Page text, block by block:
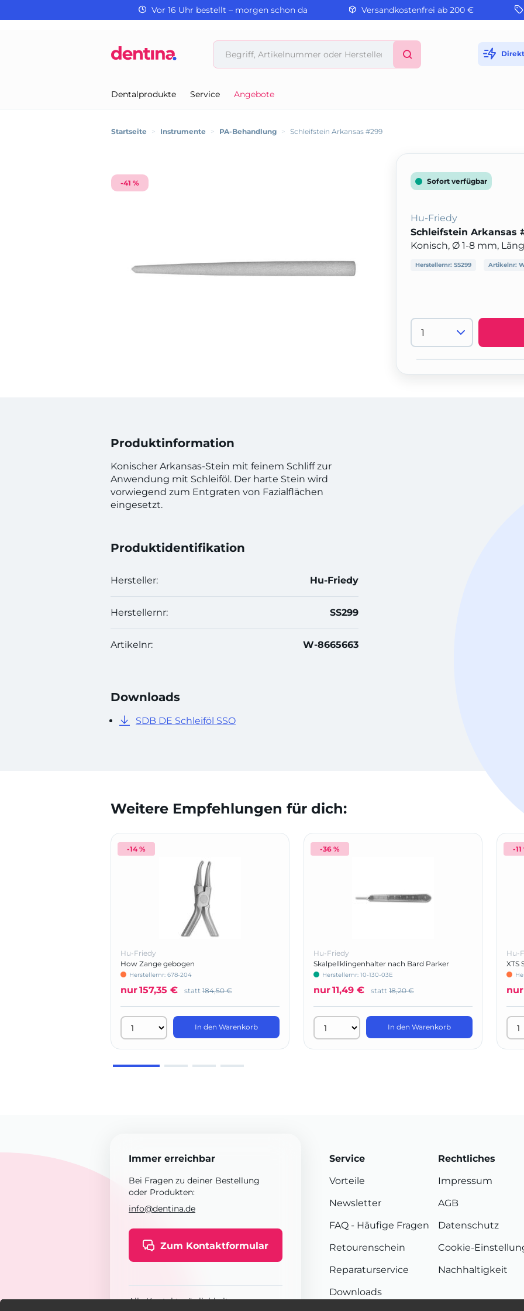
Vor 16 Uhr bestellt – morgen schon da Versandkostenfrei ab 200 €
Dentalprodukte Service Angebote
Startseite > Instrumente > PA-Behandlung > Schleifstein Arkansas #299
-41 %
Produktinformation
Konischer Arkansas-Stein mit feinem Schliff zur
Anwendung mit Schleiföl. Der harte Stein wird
vorwiegend zum Entgraten von Fazialflächen
eingesetzt.
Produktidentifikation
Hersteller: Hu-Friedy
Herstellernr: SS299
Artikelnr: W-8665663
Downloads
SDB DE Schleiföl SSO
Sofort verfügbar
Hu-Friedy
Schleifstein Arkansas
Konisch, Ø 1-8 mm,
Herstellernr: SS299 Artikelnr:
Weitere Empfehlungen für dich:
-14 %
Hu-Friedy
How Zange gebogen
Herstellernr: 678-204
nur157,35 € statt 184,50 €
In den Warenkorb
-36 %
Hu-Friedy
Skalpellklingenhalter nach Bard Parker
Herstellernr: 10-130-03E
nur11,49 € statt 18,20 €
In den Warenkorb
-11
Hu-
XTS
matt
nur
Immer erreichbar
Bei Fragen zu deiner Bestellung
oder Produkten:
info@dentina.de
Zum Kontaktformular
Alle Kontaktmöglichkeiten
Service
Vorteile
Newsletter
FAQ - Häufige Fragen
Retourenschein
Reparaturservice
Downloads
Rechtliches
Impressum
AGB
Datenschutz
Cookie-
Nachhaltigkeit